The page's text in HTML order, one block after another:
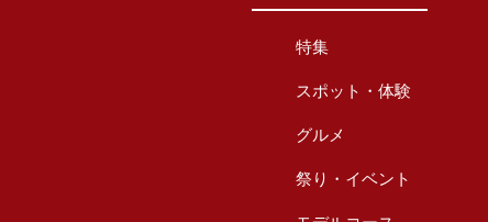
特集
スポット・体験
グルメ
祭り・イベント